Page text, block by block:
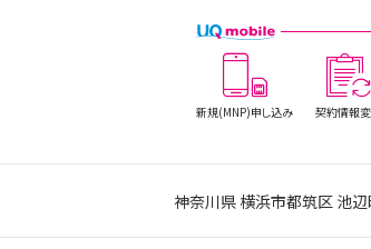
新規(MNP)申し込み 契約情報
神奈川県 横浜市都筑区 池